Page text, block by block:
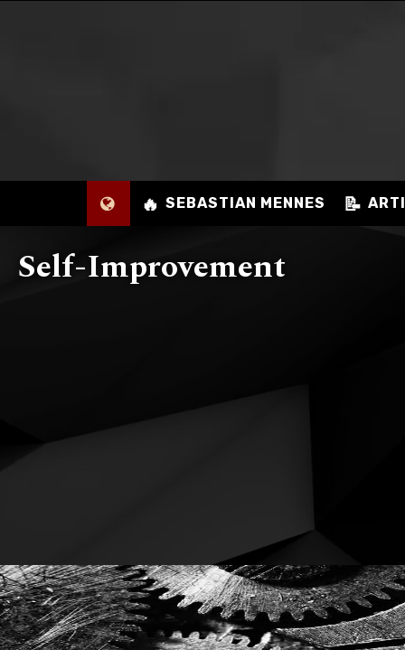
🔥 SEBASTIAN MENNES 📝
Self-Improvement